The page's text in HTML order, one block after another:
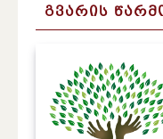
ᲒᲕᲐᲠᲘᲡ